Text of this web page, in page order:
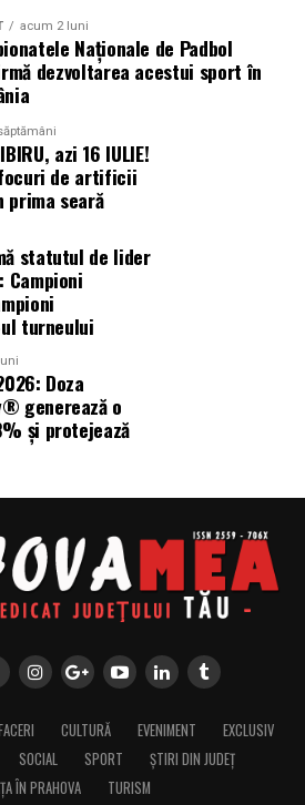
acum 2 luni
Naționale de Padbol
dezvoltarea acestui sport în
azi 16 IULIE!
de artificii
seară
statutul de lider
Campioni
turneului
Doza
generează o
și protejează
CULTURĂ EVENIMENT
EXCLUSIV
SOCIAL SPORT
ȘTIRI DIN JUDEȚ
ÎN PRAHOVA
TURISM